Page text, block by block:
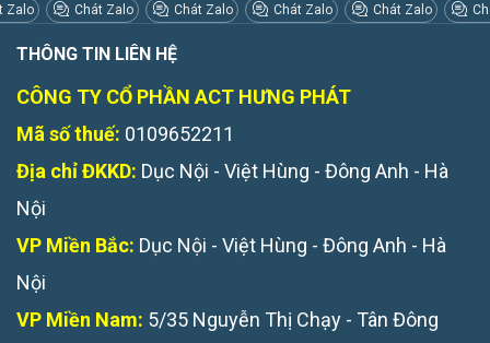
Zalo Chát Zalo Chát Zalo Chát Zalo Chát Zalo
THÔNG TIN LIÊN HỆ
CÔNG TY CỔ PHẦN ACT HƯNG PHÁT
Mã số thuế: 0109652211
Địa chỉ ĐKKD: Dục Nội - Việt Hùng - Đông Anh - Hà
Nội
VP Miền Bắc: Dục Nội - Việt Hùng - Đông Anh - Hà
Nội
VP Miền Nam: 5/35 Nguyễn Thị Chạy - Tân Đông